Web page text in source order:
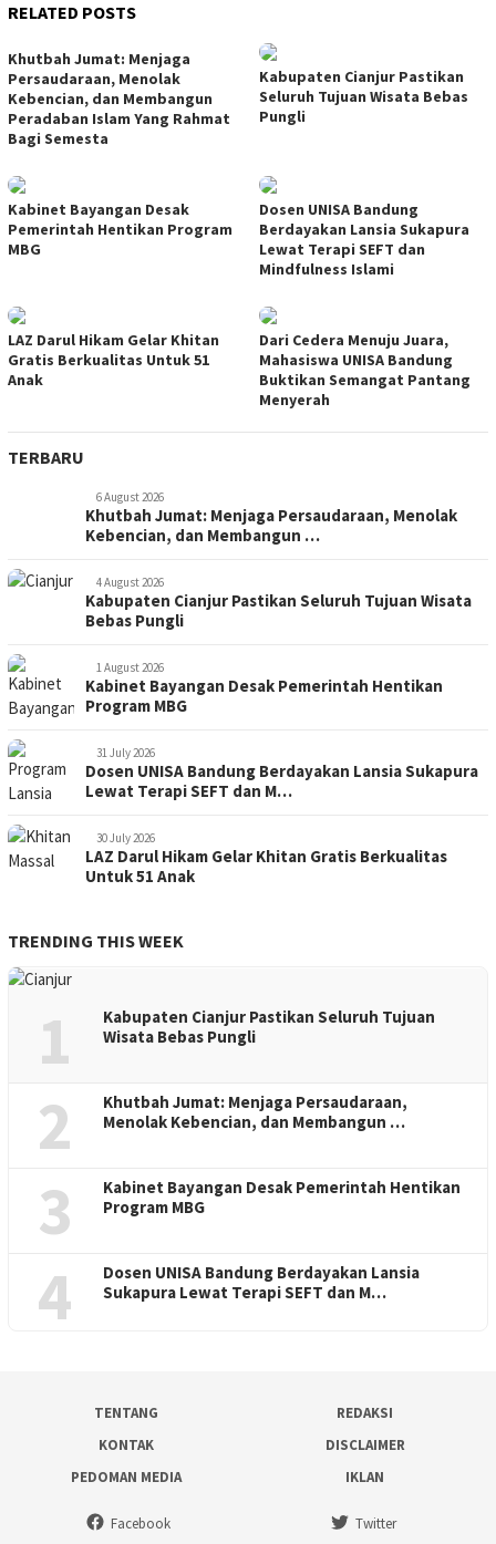
RELATED POSTS
Khutbah Jumat: Menjaga
Persaudaraan, Menolak
Kebencian, dan Membangun
Peradaban Islam Yang Rahmat
Bagi Semesta
Kabupaten Cianjur Pastikan
Seluruh Tujuan Wisata Bebas
Pungli
Kabinet Bayangan Desak
Pemerintah Hentikan Program
MBG
Dosen UNISA Bandung
Berdayakan Lansia Sukapura
Lewat Terapi SEFT dan
Mindfulness Islami
LAZ Darul Hikam Gelar Khitan
Gratis Berkualitas Untuk 51
Anak
Dari Cedera Menuju Juara,
Mahasiswa UNISA Bandung
Buktikan Semangat Pantang
Menyerah
TERBARU
6 August 2026
Khutbah Jumat: Menjaga Persaudaraan, Menolak
Kebencian, dan Membangun …
4 August 2026
Kabupaten Cianjur Pastikan Seluruh Tujuan Wisata
Bebas Pungli
1 August 2026
Kabinet Bayangan Desak Pemerintah Hentikan
Program MBG
31 July 2026
Dosen UNISA Bandung Berdayakan Lansia Sukapura
Lewat Terapi SEFT dan M…
30 July 2026
LAZ Darul Hikam Gelar Khitan Gratis Berkualitas
Untuk 51 Anak
TRENDING THIS WEEK
1
Kabupaten Cianjur Pastikan Seluruh Tujuan
Wisata Bebas Pungli
2
Khutbah Jumat: Menjaga Persaudaraan,
Menolak Kebencian, dan Membangun …
3
Kabinet Bayangan Desak Pemerintah Hentikan
Program MBG
4
Dosen UNISA Bandung Berdayakan Lansia
Sukapura Lewat Terapi SEFT dan M…
TENTANG
REDAKSI
KONTAK
DISCLAIMER
PEDOMAN MEDIA
IKLAN
Facebook Twitter